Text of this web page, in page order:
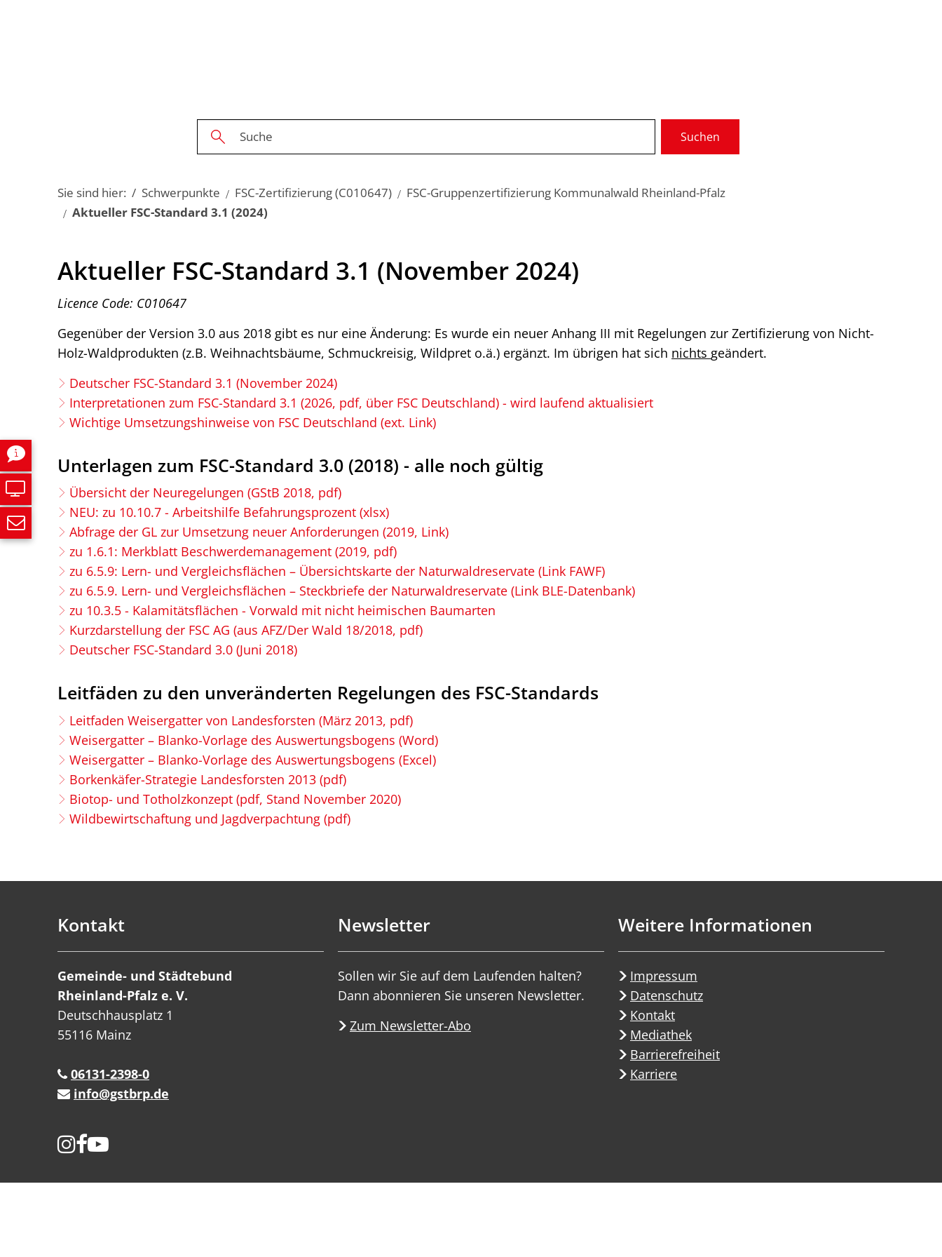
Kommunale Dienste
Suchen
Sie sind hier: Schwerpunkte FSC-Zertifizierung (C010647)
FSC-Gruppenzertifizierung Kommunalwald Rheinland-Pfalz
Aktueller FSC-Standard 3.1 (2024)
Aktueller
Standard
(2024)
Aktueller FSC-Standard 3.1 (November 2024)
Licence Code: C010647
Gegenüber der Version 3.0 aus 2018 gibt es nur eine Änderung: Es wurde ein neuer Anhang III mit Regelungen zur Zertifizierung von Nicht-
Holz-Waldprodukten (z.B. Weihnachtsbäume, Schmuckreisig, Wildpret o.ä.) ergänzt. Im übrigen hat sich nichts geändert.
Deutscher FSC-Standard 3.1 (November 2024)
Interpretationen zum FSC-Standard 3.1 (2026, pdf, über FSC Deutschland) - wird laufend aktualisiert
Wichtige Umsetzungshinweise von FSC Deutschland (ext. Link)
Unterlagen zum FSC-Standard 3.0 (2018) - alle noch gültig
Übersicht der Neuregelungen (GStB 2018, pdf)
NEU: zu 10.10.7 - Arbeitshilfe Befahrungsprozent (xlsx)
Abfrage der GL zur Umsetzung neuer Anforderungen (2019, Link)
zu 1.6.1: Merkblatt Beschwerdemanagement (2019, pdf)
zu 6.5.9: Lern- und Vergleichsflächen – Übersichtskarte der Naturwaldreservate (Link FAWF)
zu 6.5.9. Lern- und Vergleichsflächen – Steckbriefe der Naturwaldreservate (Link BLE-Datenbank)
zu 10.3.5 - Kalamitätsflächen - Vorwald mit nicht heimischen Baumarten
Kurzdarstellung der FSC AG (aus AFZ/Der Wald 18/2018, pdf)
Deutscher FSC-Standard 3.0 (Juni 2018)
Leitfäden zu den unveränderten Regelungen des FSC-Standards
Leitfaden Weisergatter von Landesforsten (März 2013, pdf)
Weisergatter – Blanko-Vorlage des Auswertungsbogens (Word)
Weisergatter – Blanko-Vorlage des Auswertungsbogens (Excel)
Borkenkäfer-Strategie Landesforsten 2013 (pdf)
Biotop- und Totholzkonzept (pdf, Stand November 2020)
Wildbewirtschaftung und Jagdverpachtung (pdf)
Kontakt
Gemeinde- und Städtebund
Rheinland-Pfalz e. V.
Deutschhausplatz 1
55116 Mainz
06131-2398-0
info@gstbrp.de
Newsletter
Sollen wir Sie auf dem Laufenden halten?
Dann abonnieren Sie unseren Newsletter.
Zum Newsletter-Abo
Weitere Informationen
Impressum
Datenschutz
Kontakt
Mediathek
Barrierefreiheit
Karriere